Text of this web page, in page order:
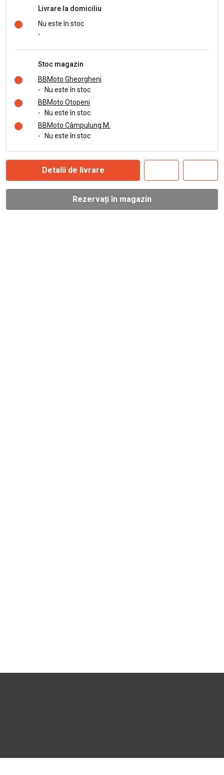
Livrare la domiciliu
Nu este în stoc
-
Stoc magazin
BBMoto Gheorgheni
-
Nu este în stoc
BBMoto Otopeni
-
Nu este în stoc
BBMoto Câmpulung M.
-
Nu este în stoc
Detalii de livrare
Rezervați în magazin